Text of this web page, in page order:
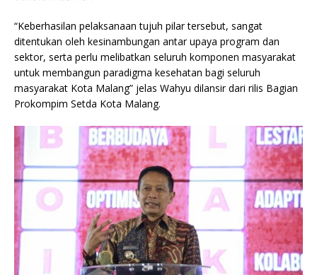
“Keberhasilan pelaksanaan tujuh pilar tersebut, sangat
ditentukan oleh kesinambungan antar upaya program dan
sektor, serta perlu melibatkan seluruh komponen masyarakat
untuk membangun paradigma kesehatan bagi seluruh
masyarakat Kota Malang” jelas Wahyu dilansir dari rilis Bagian
Prokompim Setda Kota Malang.